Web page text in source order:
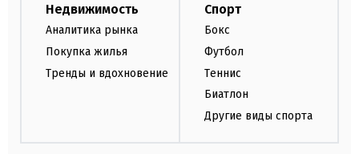
Недвижимость
Аналитика рынка
Покупка жилья
Тренды и вдохновение
Спорт
Бокс
Футбол
Теннис
Биатлон
Другие виды спорта